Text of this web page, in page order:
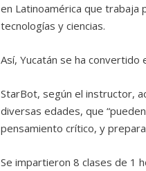
en Latinoamérica que trabaja
tecnologías y ciencias.
Así, Yucatán se ha
StarBot, según el instructor,
diversas edades, que
pensamiento crítico, y
Se impartieron 8 clases de 1